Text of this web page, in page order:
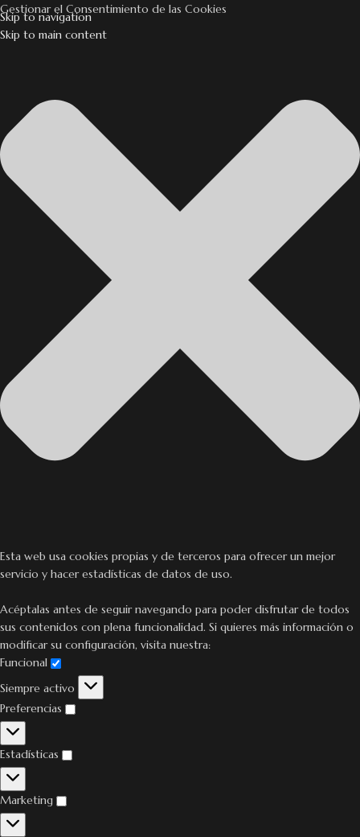
Gestionar el Consentimiento de las Cookies
Esta web usa cookies propias y de terceros para ofrecer un mejor
servicio y hacer estadísticas de datos de uso.
Acéptalas antes de seguir navegando para poder disfrutar de todos
sus contenidos con plena funcionalidad. Si quieres más información o
modificar su configuración, visita nuestra:
Funcional
Siempre activo
Preferencias
Estadísticas
Marketing
Skip to navigation
Skip to main content